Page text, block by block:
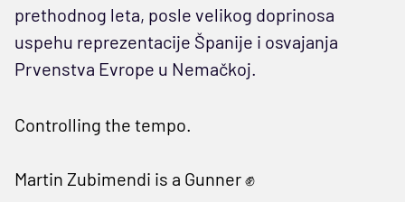
prethodnog leta, posle velikog doprinosa
uspehu reprezentacije Španije i osvajanja
Prvenstva Evrope u Nemačkoj.
Controlling the tempo.
Martin Zubimendi is a Gunner ✊